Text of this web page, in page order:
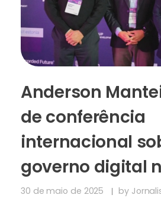
Anderson
de conferência
internacional
governo digital
30 de maio de 2025 by